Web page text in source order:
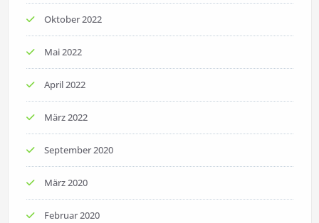
Oktober 2022
Mai 2022
April 2022
März 2022
September 2020
März 2020
Februar 2020